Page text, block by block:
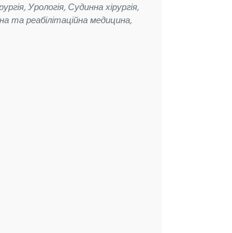
Урологія, Судинна хірургія,
та реабілітаційна медицина,